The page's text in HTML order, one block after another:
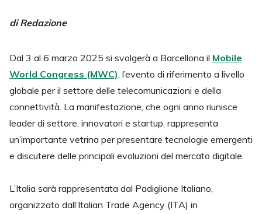
di Redazione
Dal 3 al 6 marzo 2025 si svolgerà a Barcellona il Mobile
World Congress (MWC) , l’evento di riferimento a livello
globale per il settore delle telecomunicazioni e della
connettività. La manifestazione, che ogni anno riunisce
leader di settore, innovatori e startup, rappresenta
un’importante vetrina per presentare tecnologie emergenti
e discutere delle principali evoluzioni del mercato digitale.
L’Italia sarà rappresentata dal Padiglione Italiano,
organizzato dall’Italian Trade Agency (ITA) in